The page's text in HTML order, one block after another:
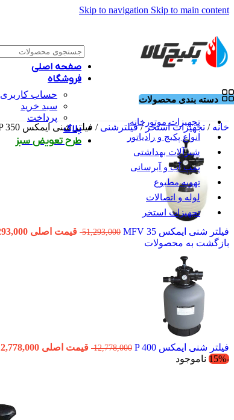
Skip to navigation Skip to main content
دسته بندی محصولات
تجهیزات موتورخانه
انواع پکیج و رادیاتور
شیرآلات بهداشتی
پمپ آب و آبرسانی
تهویه مطبوع
لوله و اتصالات
تجهیزات استخر
صفحه اصلی
فروشگاه
حساب کاربری
سبد خرید
پرداخت
بلاگ
طرح تعویض سبز
خانه/ تجهیزات استخر/ فیلترشنی/ فیلتر شنی ایمکس P 350
فیلتر شنی ایمکس MFV 35 51,293,000 قیمت اصلی 51,293,000 تومان بود.
بازگشت به محصولات
فیلتر شنی ایمکس P 400 12,778,000 قیمت اصلی 12,778,000 تومان بود.
-15%
ناموجود